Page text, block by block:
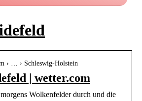
› … › Schleswig-Holstein
| wetter.com
Wolkenfelder durch und die